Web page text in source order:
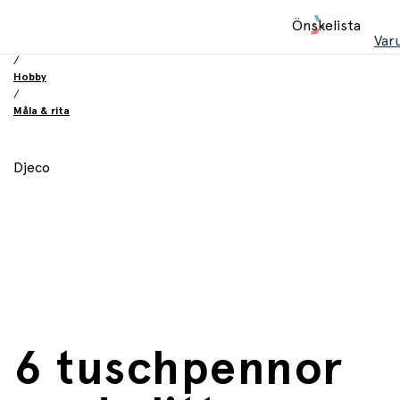
Önskelista
/
Hobby
/
Måla & rita
Djeco
6 tuschpennor